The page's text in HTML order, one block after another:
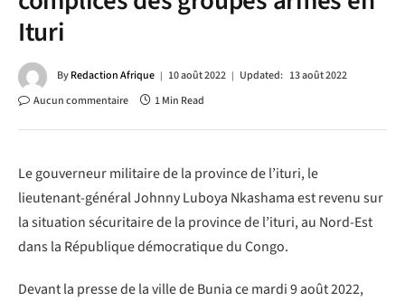
Ituri
ByRedaction Afrique 10 août 2022 Updated: 13 août 2022
Aucun commentaire
1 Min Read
Le gouverneur militaire de la province de l’ituri, le
lieutenant-général Johnny Luboya Nkashama est revenu sur
la situation sécuritaire de la province de l’ituri, au Nord-Est
dans la République démocratique du Congo.
Devant la presse de la ville de Bunia ce mardi 9 août 2022,